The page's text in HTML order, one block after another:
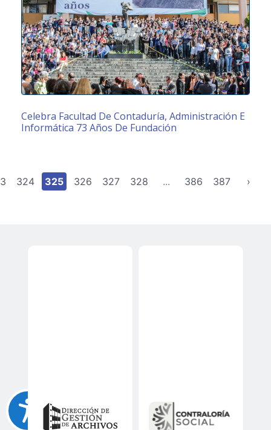
Celebra Facultad De Contaduría, Administración E
Informática 73 Años De Fundación
324 325 326 327 328 ... 386 387 ›